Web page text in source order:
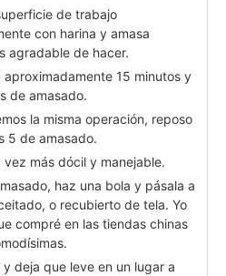
de trabajo
con harina y amasa
agradable de hacer.
aproximadamente 15 minutos y
de amasado.
la misma operación, reposo
5 de amasado.
más dócil y manejable.
haz una bola y pásala a
o recubierto de tela. Yo
compré en las tiendas chinas
deja que leve en un lugar a